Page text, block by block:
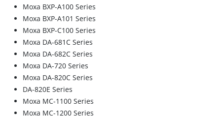
Moxa BXP-A100 Series
Moxa BXP-A101 Series
Moxa BXP-C100 Series
Moxa DA-681C Series
Moxa DA-682C Series
Moxa DA-720 Series
Moxa DA-820C Series
DA-820E Series
Moxa MC-1100 Series
Moxa MC-1200 Series